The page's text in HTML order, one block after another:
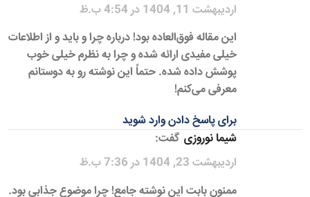
اردیبهشت 11, 1404 در 4:54 ب.ظ
این مقاله فوق‌العاده بود! درباره چرا و باید و از اطلاعات
خیلی مفیدی ارائه شده و چرا به نظرم خیلی خوب
پوشش داده شده. حتماً این نوشته رو به دوستانم
معرفی می‌کنم!
برای پاسخ دادن وارد شوید
شیما نوروزی گفت:
اردیبهشت 23, 1404 در 7:36 ب.ظ
ممنون بابت این نوشته جامع! چرا موضوع جذابی بود.